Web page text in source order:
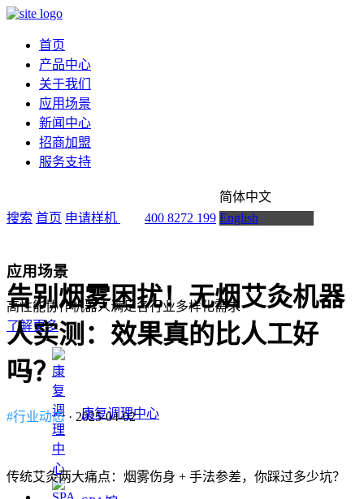
首页
产品中心
关于我们
应用场景
新闻中心
招商加盟
服务支持
搜索 首页 申请样机 400 8272 199
简体中文
English
应用场景
高性能协作机器人满足各行业多样化需求
了解更多
康复调理中心
告别烟雾困扰！无烟艾灸机器
人实测：效果真的比人工好
吗？
#行业动态 · 2025-04-02
传统艾灸两大痛点：烟雾伤身 + 手法参差，你踩过多少坑？